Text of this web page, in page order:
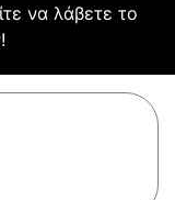
να λάβετε το